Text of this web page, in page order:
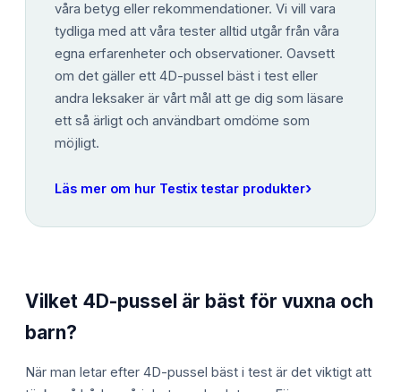
våra betyg eller rekommendationer. Vi vill vara
tydliga med att våra tester alltid utgår från våra
egna erfarenheter och observationer. Oavsett
om det gäller ett 4D-pussel bäst i test eller
andra leksaker är vårt mål att ge dig som läsare
ett så ärligt och användbart omdöme som
möjligt.
Läs mer om hur Testix testar produkter›
Vilket 4D-pussel är bäst för vuxna och
barn?
När man letar efter 4D-pussel bäst i test är det viktigt att